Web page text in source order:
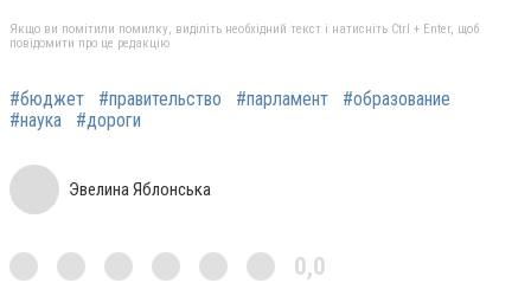
Якщо ви помітили помилку, виділіть необхідний текст і натисніть Ctrl + Enter, щоб
повідомити про це редакцію
#бюджет #правительство #парламент
#образование
#наука
#дороги
Эвелина Яблонська
0,0